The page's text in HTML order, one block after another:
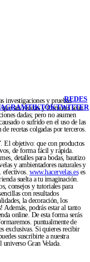
REDES
TIKTOKTWITTER
investigaciones y pruebas
sus recetas y fórmulas sean
dadas; pero no asumen
o sufrido en el uso de las
recetas colgadas por terceros.
El objetivo: que con productos
de forma fácil y rápida.
detalles para bodas, bautizo
y ambientadores naturales y
efectivos. www.hacervelas.eses
suelta a tu imaginación.
consejos y tutoriales para
con resultados
la decoración, los
Además, podrás estar al tanto
online. De esta forma serás
puntualmente de
exclusivas. Si quieres recibir
suscribirte a nuestra
universo Gran Velada.